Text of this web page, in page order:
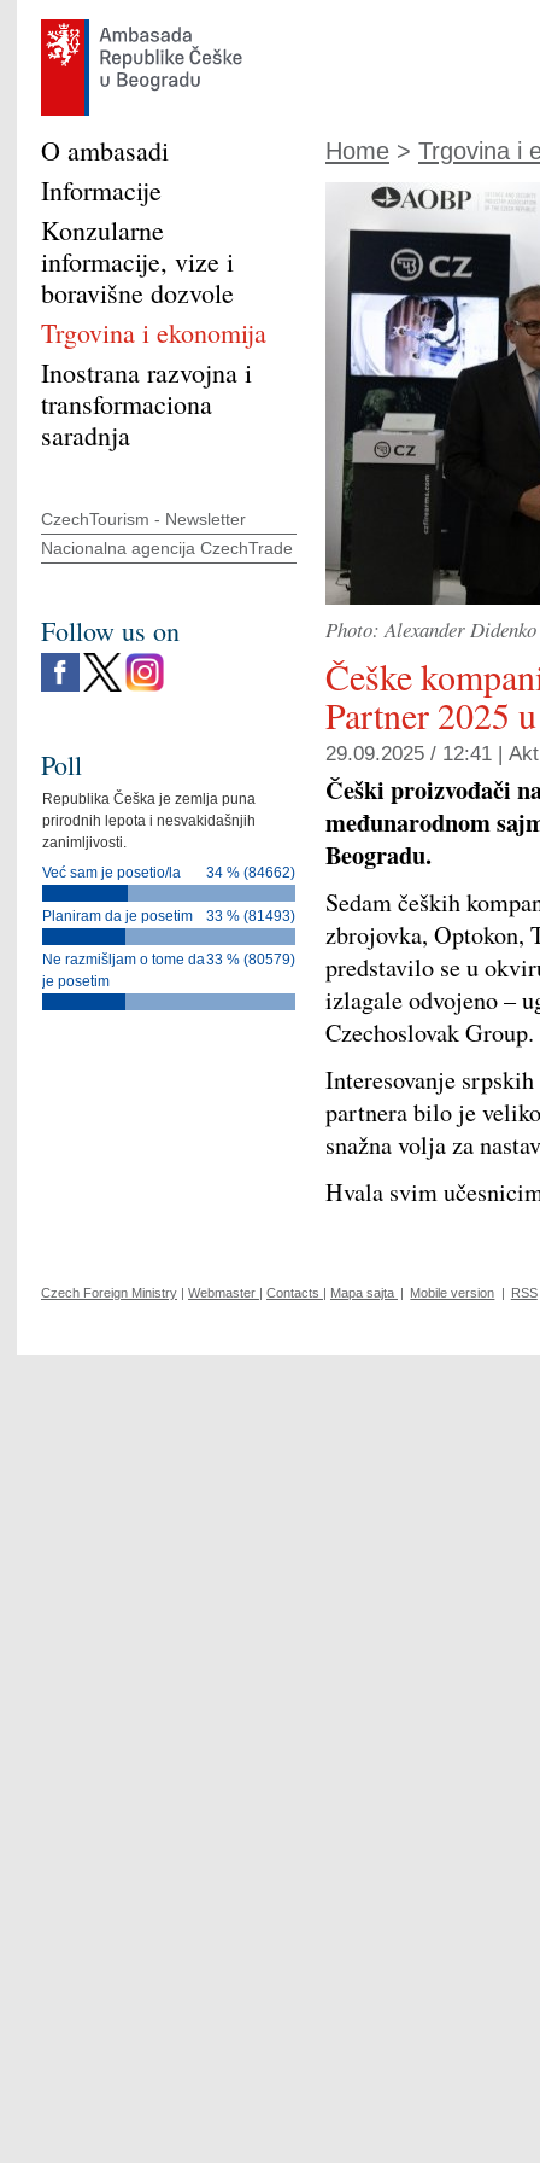
Home > Trgovina i
Photo: Alexander Didenko
Češke
Partner 2025
29.09.2025 / 12:41 |
Češki proizvođači
međunarodnom
Beogradu.
Sedam čeških
zbrojovka, Optokon,
predstavilo se u
izlagale odvojeno –
Czechoslovak Group.
Interesovanje
partnera bilo je
snažna volja za
Hvala svim
O ambasadi
Informacije
Konzularne
informacije, vize i
boravišne dozvole
Trgovina i ekonomija
Inostrana razvojna i
transformaciona
saradnja
CzechTourism - Newsletter
Nacionalna agencija CzechTrade
Follow us on
Poll
Republika Češka je zemlja puna
prirodnih lepota i nesvakidašnjih
zanimljivosti.
34 % (84662)
Već sam je posetio/la
33 % (81493)
Planiram da je posetim
33 % (80579)
Ne razmišljam o tome da
je posetim
Czech Foreign Ministry | Webmaster | Contacts | Mapa sajta | Mobile version | RSS